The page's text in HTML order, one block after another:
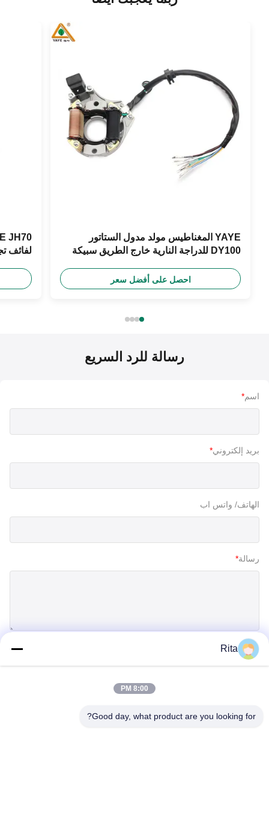
YAYE المغناطيس مولد مدول الستاتور
DY100 للدراجة النارية خارج الطريق سبيكة
احصل على أفضل سعر
لفائف
رسالة للرد السريع
اسم*
بريد إلكتروني*
الهاتف/ واتس اب
رسالة*
Rita
8:00 PM
Good day, what product are you looking for?